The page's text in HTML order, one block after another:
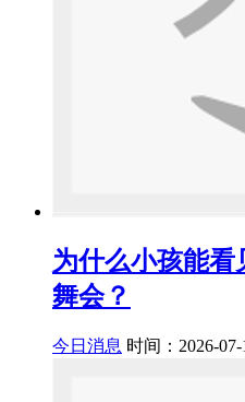
为什么小孩能
舞会？
今日消息 时间：2026-07-